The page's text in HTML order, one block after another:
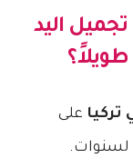
اليد
طويلاً؟
تركيا على
لسنوات.